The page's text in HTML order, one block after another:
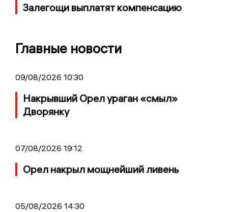
Залегощи выплатят компенсацию
Главные новости
09/08/2026 10:30
Накрывший Орел ураган «смыл»
Дворянку
07/08/2026 19:12
Орел накрыл мощнейший ливень
05/08/2026 14:30